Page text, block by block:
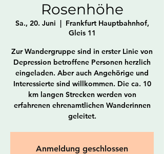
Rosenhöhe
Sa., 20. Juni
  |
Frankfurt Hauptbahnhof,
Gleis 11
Zur Wandergruppe sind in erster Linie von
Depression betroffene Personen herzlich
eingeladen. Aber auch Angehörige und
Interessierte sind willkommen. Die ca. 10
km langen Strecken werden von
erfahrenen ehrenamtlichen Wanderinnen
geleitet.
Anmeldung geschlossen